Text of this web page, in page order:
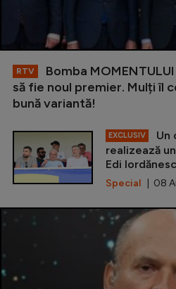
RTV
Bomba
să fie noul premier. Mulți îl
bună variantă!
EXCLUSIV
Un
realizează
Edi
Special | 08